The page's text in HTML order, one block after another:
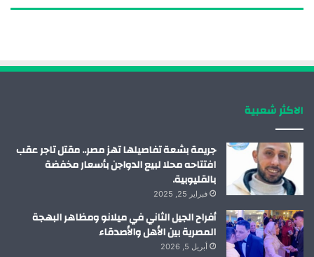
الاكثر شعبية
جريمة بشعة تفاصيلها تهز مصر.. مقتل تاجر عقب
افتتاحه محلا لبيع الدواجن بأسعار مخفضة
بالقليوبية.
فبراير 25, 2025
أفراح الجيل الثاني في ميلانو ومظاهر البهجة
المصرية بين الأهل والأصدقاء
أبريل 5, 2026